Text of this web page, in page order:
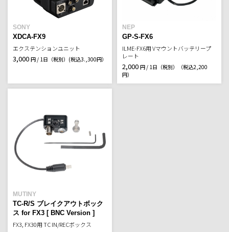
SONY
XDCA-FX9
エクステンションユニット
3,000 円 / 1日（税別） (税込3.,300円）
NEP
GP-S-FX6
ILME-FX6用 Vマウントバッテリープ
レート
2,000 円 / 1日（税別）
（税込2,200
円）
MUTINY
TC-R/S ブレイクアウトボック
ス for FX3 [ BNC Version ]
FX3, FX30用 TC IN/RECボックス